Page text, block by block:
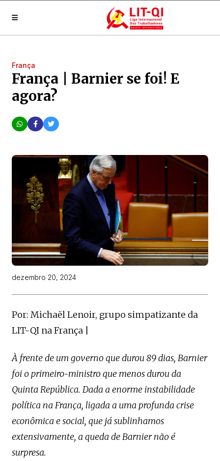
França
França | Barnier se foi! E
agora?
dezembro 20, 2024
Por: Michaël Lenoir, grupo simpatizante da
LIT-QI na França |
À frente de um governo que durou 89 dias, Barnier
foi o primeiro-ministro que menos durou da
Quinta República. Dada a enorme instabilidade
política na França, ligada a uma profunda crise
econômica e social, que já sublinhamos
extensivamente, a queda de Barnier não é
surpresa.